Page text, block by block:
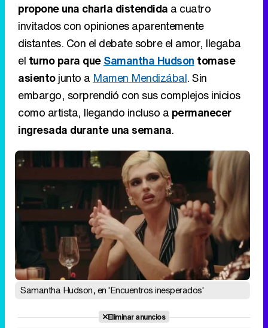
propone una charla distendida a cuatro
invitados con opiniones aparentemente
distantes. Con el debate sobre el amor, llegaba
el turno para queSamantha Hudson tomase
asientojunto a Mamen Mendizábal. Sin
embargo, sorprendió con sus complejos inicios
como artista, llegando incluso a permanecer
ingresada durante una semana.
Samantha Hudson, en 'Encuentros inesperados'
Eliminar anuncios